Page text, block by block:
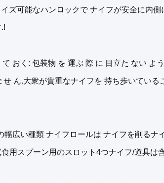
ズ可能なハンロックで ナイフが安全に内
おく: 包装物 を 運ぶ 際 に 目立た ない よ
せ ん.大衆が貴重なナイフを 持ち歩いてい
幅広い種類 ナイフロールは ナイフを削るナ
用スプーン用のスロット4つナイフ/道具は